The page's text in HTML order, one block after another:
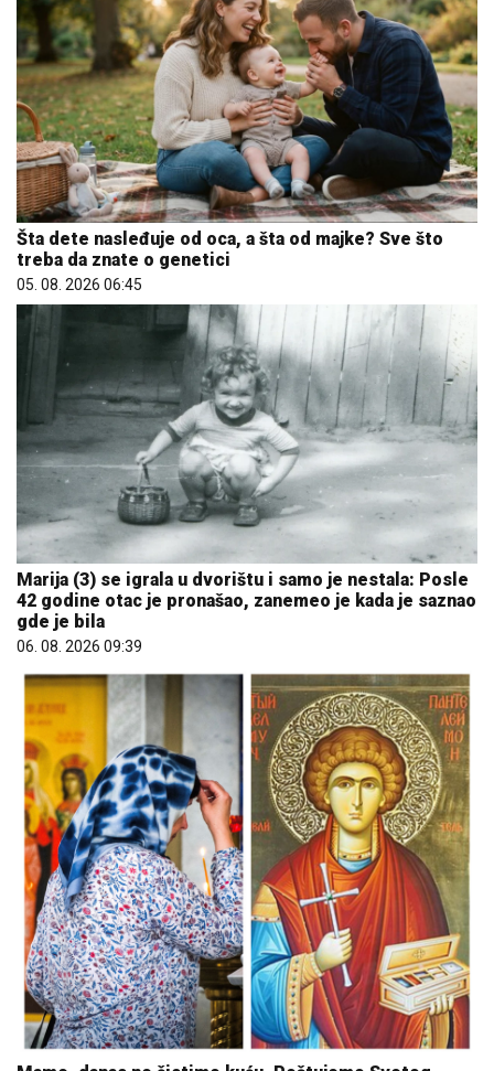
Šta dete nasleđuje od oca, a šta od majke? Sve što
treba da znate o genetici
05. 08. 2026 06:45
Marija (3) se igrala u dvorištu i samo je nestala: Posle
42 godine otac je pronašao, zanemeo je kada je saznao
gde je bila
06. 08. 2026 09:39